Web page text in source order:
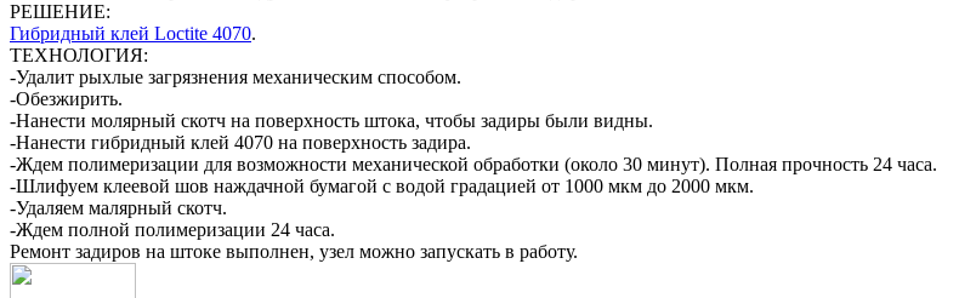
РЕШЕНИЕ:
Гибридный клей Loctite 4070.
ТЕХНОЛОГИЯ:
-Удалит рыхлые загрязнения механическим способом.
-Обезжирить.
-Нанести молярный скотч на поверхность штока, чтобы задиры были видны.
-Нанести гибридный клей 4070 на поверхность задира.
-Ждем полимеризации для возможности механической обработки (около 30 минут). Полная прочность 24 часа.
-Шлифуем клеевой шов наждачной бумагой с водой градацией от 1000 мкм до 2000 мкм.
-Удаляем малярный скотч.
-Ждем полной полимеризации 24 часа.
Ремонт задиров на штоке выполнен, узел можно запускать в работу.